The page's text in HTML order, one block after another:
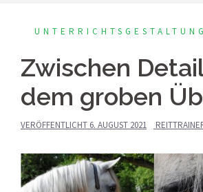
UNTERRICHTSGESTALTUNG
Zwischen
dem groben
VERÖFFENTLICHT 6. AUGUST 2021